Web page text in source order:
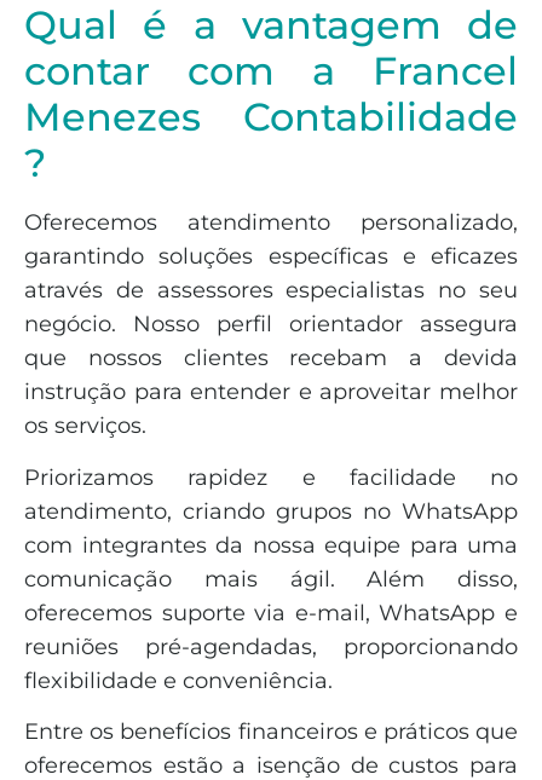
Qual é a vantagem de
contar com a Francel
Menezes Contabilidade
?
Oferecemos atendimento personalizado,
garantindo soluções específicas e eficazes
através de assessores especialistas no seu
negócio. Nosso perfil orientador assegura
que nossos clientes recebam a devida
instrução para entender e aproveitar melhor
os serviços.
Priorizamos rapidez e facilidade no
atendimento, criando grupos no WhatsApp
com integrantes da nossa equipe para uma
comunicação mais ágil. Além disso,
oferecemos suporte via e-mail, WhatsApp e
reuniões pré-agendadas, proporcionando
flexibilidade e conveniência.
Entre os benefícios financeiros e práticos que
oferecemos estão a isenção de custos para